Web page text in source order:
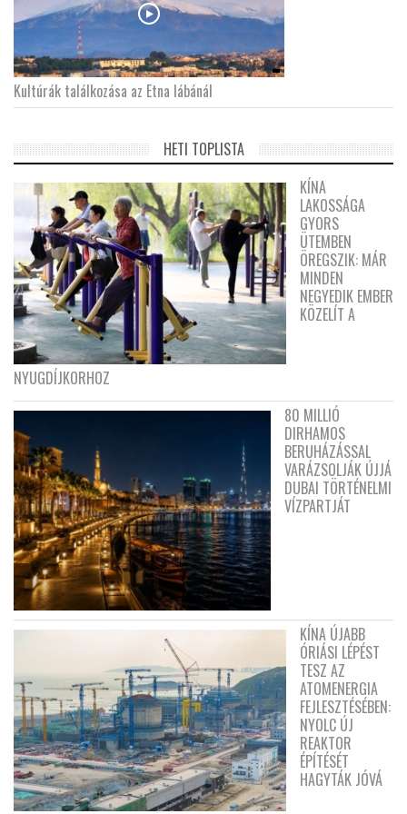
Kultúrák találkozása az Etna lábánál
HETI TOPLISTA
KÍNA
LAKOSSÁGA
GYORS
ÜTEMBEN
ÖREGSZIK: MÁR
MINDEN
NEGYEDIK EMBER
KÖZELÍT A
NYUGDÍJKORHOZ
80 MILLIÓ
DIRHAMOS
BERUHÁZÁSSAL
VARÁZSOLJÁK ÚJJÁ
DUBAI TÖRTÉNELMI
VÍZPARTJÁT
KÍNA ÚJABB
ÓRIÁSI LÉPÉST
TESZ AZ
ATOMENERGIA
FEJLESZTÉSÉBEN:
NYOLC ÚJ
REAKTOR
ÉPÍTÉSÉT
HAGYTÁK JÓVÁ